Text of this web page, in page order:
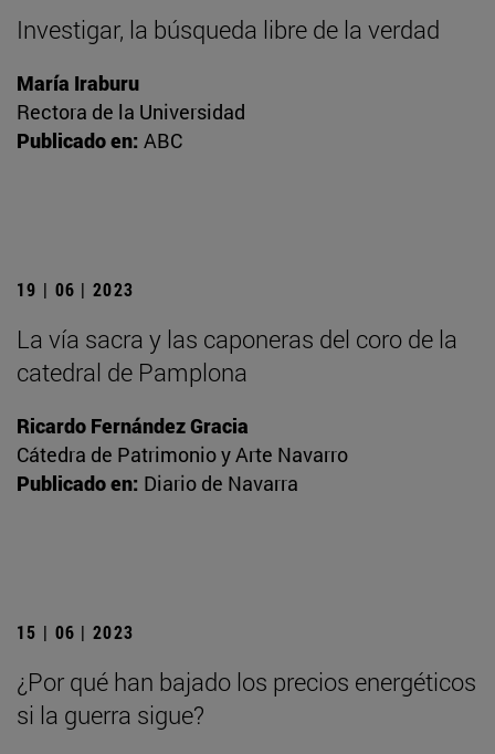
Investigar, la búsqueda libre de la verdad
María Iraburu
Rectora de la Universidad
Publicado en: ABC
19 | 06 | 2023
La vía sacra y las caponeras del coro de la
catedral de Pamplona
Ricardo Fernández Gracia
Cátedra de Patrimonio y Arte Navarro
Publicado en: Diario de Navarra
15 | 06 | 2023
¿Por qué han bajado los precios energéticos
si la guerra sigue?